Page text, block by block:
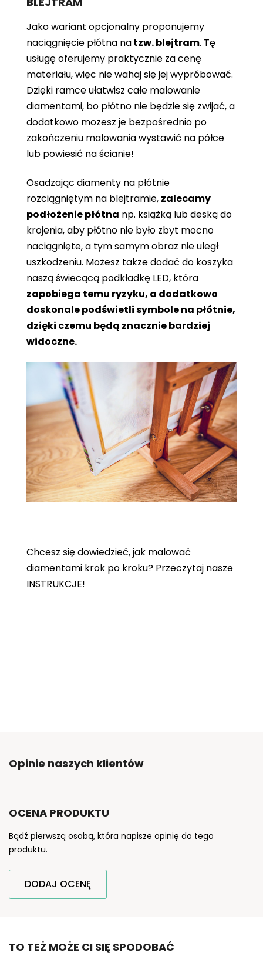
Jako wariant opcjonalny proponujemy
naciągnięcie płótna natzw. blejtram. Tę
usługę oferujemy praktycznie za cenę
materiału, więc nie wahaj się jej wypróbować.
Dzięki ramce ułatwisz całe malowanie
diamentami, bo płótno nie będzie się zwijać, a
dodatkowo możesz je bezpośrednio po
zakończeniu malowania wystawić na półce
lub powiesić na ścianie!
Osadzając diamenty na płótnie
rozciągniętym na blejtramie, zalecamy
podłożenie płótna np. książką lub deską do
krojenia, aby płótno nie było zbyt mocno
naciągnięte, a tym samym obraz nie uległ
uszkodzeniu. Możesz także dodać do koszyka
naszą świecącą podkładkę LED, która
zapobiega temu ryzyku, a dodatkowo
doskonale podświetli symbole na płótnie,
dzięki czemu będą znacznie bardziej
widoczne.
Chcesz się dowiedzieć, jak malować
diamentami krok po kroku? Przeczytaj nasze
INSTRUKCJE!
Opinie naszych klientów
OCENA PRODUKTU
Bądź pierwszą osobą, która napisze opinię do tego
produktu.
DODAJ OCENĘ
TO TEŻ MOŻE CI SIĘ SPODOBAĆ